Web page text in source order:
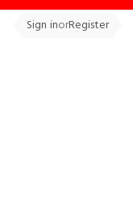
Sign inorRegister